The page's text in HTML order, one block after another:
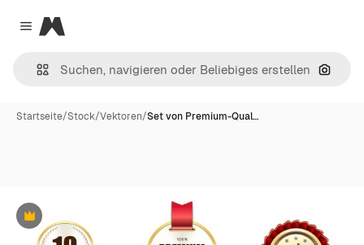
Close menu
Magnific
Nach
Startseite/Stock/Vektoren/Set von Premium-Qual…
Premium